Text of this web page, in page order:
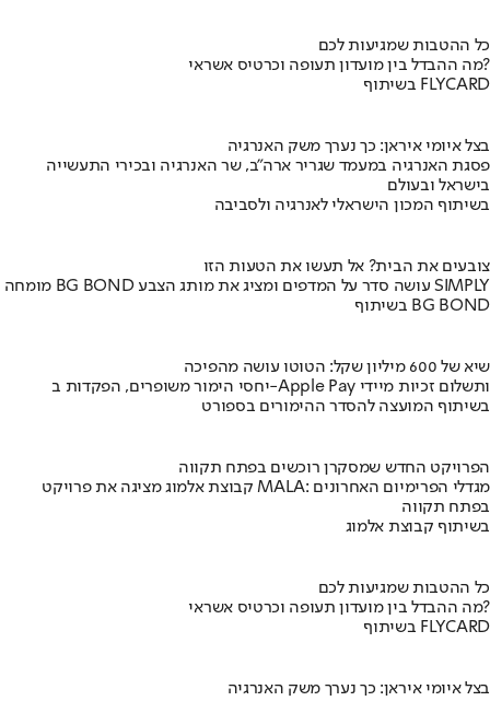
כל ההטבות שמגיעות לכם
מה ההבדל בין מועדון תעופה וכרטיס אשראי?
בשיתוף FLYCARD
בצל איומי איראן: כך נערך משק האנרגיה
פסגת האנרגיה במעמד שגריר ארה"ב, שר האנרגיה ובכירי התעשייה
בישראל ובעולם
בשיתוף המכון הישראלי לאנרגיה ולסביבה
צובעים את הבית? אל תעשו את הטעות הזו
מומחה BG BOND עושה סדר על המדפים ומציג את מותג הצבע SIMPLY
בשיתוף BG BOND
שיא של 600 מיליון שקל: הטוטו עושה מהפיכה
יחסי הימור משופרים, הפקדות ב-Apple Pay ותשלום זכיות מיידי
בשיתוף המועצה להסדר ההימורים בספורט
הפרויקט החדש שמסקרן רוכשים בפתח תקווה
קבוצת אלמוג מציגה את פרויקט MALA: מגדלי הפרימיום האחרונים
בפתח תקווה
בשיתוף קבוצת אלמוג
כל ההטבות שמגיעות לכם
מה ההבדל בין מועדון תעופה וכרטיס אשראי?
בשיתוף FLYCARD
בצל איומי איראן: כך נערך משק האנרגיה